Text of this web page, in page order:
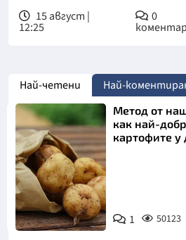
15 август |
12:25
0
Най-четени Най-
Снимка:
Пиксабей
Метод от
как най-
картофите у
1 50123